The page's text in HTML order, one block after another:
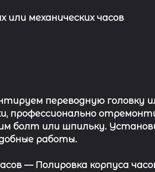
механических часов
переводную головку
профессионально
болт или шпильку.
работы.
— Полировка корпуса